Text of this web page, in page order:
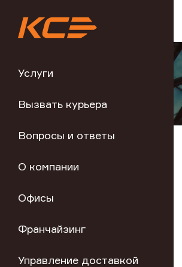
Услуги
Вызвать курьера
Вопросы и ответы
О компании
Офисы
Франчайзинг
Управление доставкой